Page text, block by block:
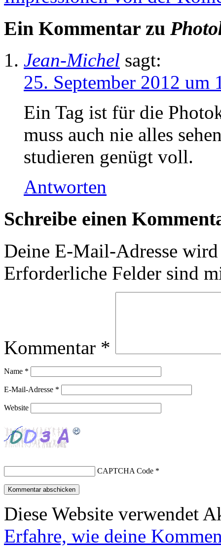
Ein Kommentar zu
Jean-Michel sagt:
25. September 2012 um
Ein Tag ist für die
muss auch nie alles
studieren genügt voll.
Antworten
Schreibe einen
Deine E-Mail-Adresse
Erforderliche Felder sind
Kommentar *
Name *
E-Mail-Adresse *
Website
CAPTCHA Code *
Diese Website verwendet
Erfahre, wie deine